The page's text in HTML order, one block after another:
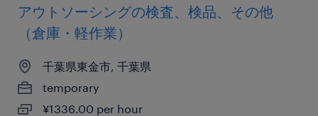
アウトソーシングの検査、検品、その他
（倉庫・軽作業）
千葉県東金市, 千葉県
temporary
¥1336.00 per hour